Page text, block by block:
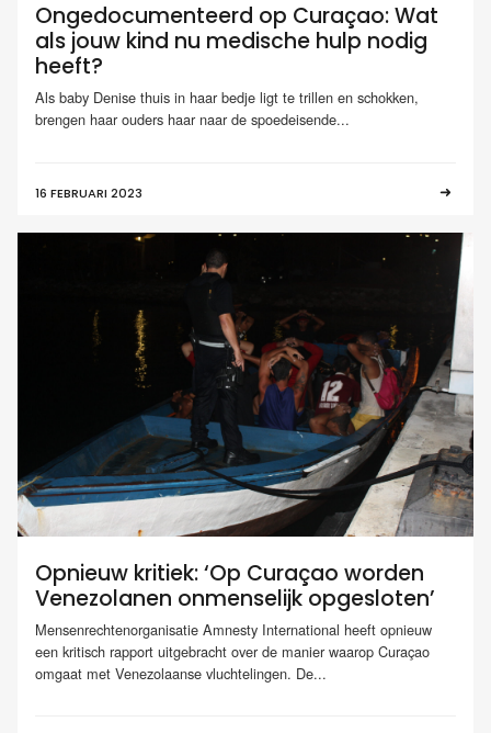
Ongedocumenteerd op Curaçao: Wat
als jouw kind nu medische hulp nodig
heeft?
Als baby Denise thuis in haar bedje ligt te trillen en schokken,
brengen haar ouders haar naar de spoedeisende...
16 FEBRUARI 2023
Opnieuw kritiek: ‘Op Curaçao worden
Venezolanen onmenselijk opgesloten’
Mensenrechtenorganisatie Amnesty International heeft opnieuw
een kritisch rapport uitgebracht over de manier waarop Curaçao
omgaat met Venezolaanse vluchtelingen. De...